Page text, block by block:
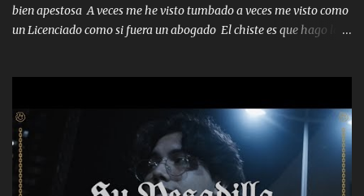
bien apestosa A veces me he visto tumbado a veces me visto como
un Licenciado como si fuera un abogado El chiste es que hago lo
corriente no quieren verte subir de level trucha mis plebes Música
A veces me pongo un sombrero a veces me ven la cachucha de lado
con la mirada siempre en alto A veces me fajó una super o a veces
me fajó una Glock siempre armado todas las generaciones yo
traigo El chiste es que hago lo que quiero pues así soy me mandó